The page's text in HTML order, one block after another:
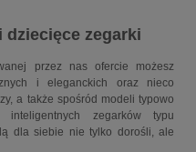
dziecięce zegarki
przez nas ofercie możesz
i eleganckich oraz nieco
a także spośród modeli typowo
inteligentnych zegarków typu
dla siebie nie tylko dorośli, ale